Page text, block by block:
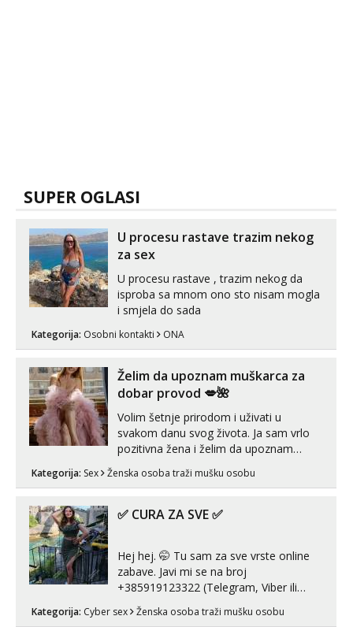
SUPER OGLASI
U procesu rastave trazim nekog
za sex
U procesu rastave , trazim nekog da
isproba sa mnom ono sto nisam mogla
i smjela do sada
Kategorija: Osobni kontakti ONA
Želim da upoznam muškarca za
dobar provod 💋🌺
Volim šetnje prirodom i uživati u
svakom danu svog života. Ja sam vrlo
pozitivna žena i želim da upoznam
može i nešto više.💋🌺 Klikni na link
Kategorija: Sex Ženska osoba traži mušku osobu
✅ CURA ZA SVE ✅
Hej hej. 🤭 Tu sam za sve vrste online
zabave. Javi mi se na broj
+385919123322 (Telegram, Viber ili
Whatsapp). 🤙 NE javljaj se na uzivo.
Hvala.
Kategorija: Cyber sex Ženska osoba traži mušku osobu